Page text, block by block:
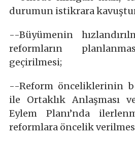
durumun istikrara
--Büyümenin
reformların
geçirilmesi;
--Reform önceliklerinin
ile Ortaklık Anlaşması
Eylem Planı’nda
reformlara öncelik